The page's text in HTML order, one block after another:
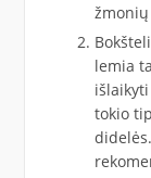
lemia
tokio